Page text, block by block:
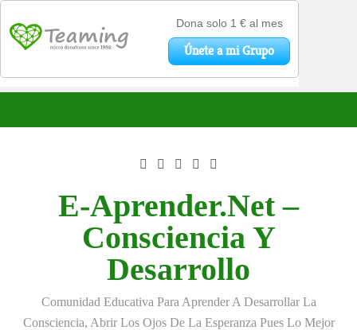
E-Aprender.net –
Consciencia Y
Desarrollo
Comunidad Educativa Para Aprender A Desarrollar La
Consciencia, Abrir Los Ojos De La Esperanza Pues Lo Mejor